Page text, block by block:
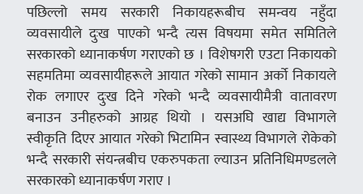
पछिल्लो समय सरकारी निकायहरूबीच समन्वय नहुँदा
व्यवसायीले दुःख पाएको भन्दै त्यस विषयमा समेत समितिले
सरकारको ध्यानाकर्षण गराएको छ । विशेषगरी एउटा निकायको
सहमतिमा व्यवसायीहरूले आयात गरेको सामान अर्को निकायले
रोक लगाएर दुःख दिने गरेको भन्दै व्यवसायीमैत्री वातावरण
बनाउन उनीहरुको आग्रह थियो । यसअघि खाद्य विभागले
स्वीकृति दिएर आयात गरेको भिटामिन स्वास्थ्य विभागले रोकेको
भन्दै सरकारी संयन्त्रबीच एकरुपकता ल्याउन प्रतिनिधिमण्डलले
सरकारको ध्यानाकर्षण गराए ।